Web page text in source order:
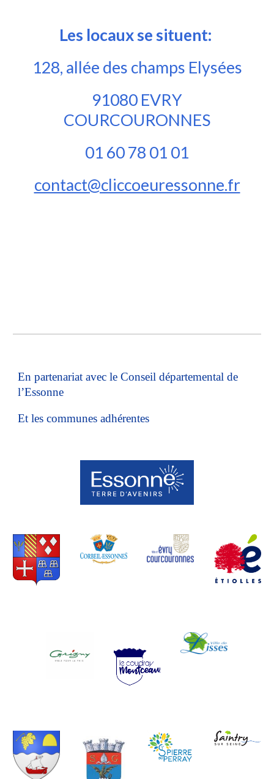
Les locaux se situent:
128, allée des champs Elysées
91080 EVRY
COURCOURONNES
01 60 78 01 01
contact@cliccoeuressonne.fr
En partenariat avec le Conseil départemental de
l’Essonne
Et les communes adhérentes